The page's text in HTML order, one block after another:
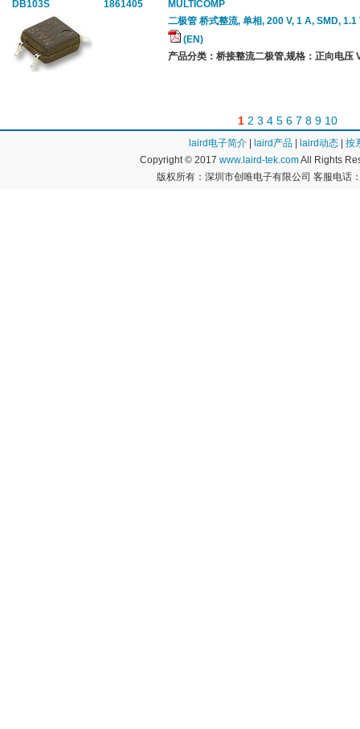
DB103S 1861405
MULTICOMP
二极管 桥式整流, 单相, 200 V, 1 A, SMD, 1.1
(EN)
产品分类：桥接整流二极管,规格：正向电压
1 2 3 4 5 6 7 8 9 10
laird电子简介 laird产品 laird动态
按
Copyright © 2017 www.laird-tek.comAll Rights
版权所有：深圳市创唯电子有限公司 客服电话